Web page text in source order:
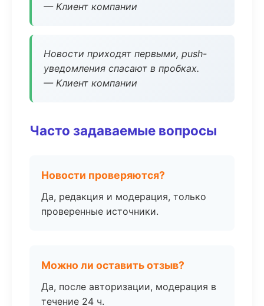
— Клиент компании
Новости приходят первыми, push-
уведомления спасают в пробках.
— Клиент компании
Часто задаваемые вопросы
Новости проверяются?
Да, редакция и модерация, только
проверенные источники.
Можно ли оставить отзыв?
Да, после авторизации, модерация в
течение 24 ч.